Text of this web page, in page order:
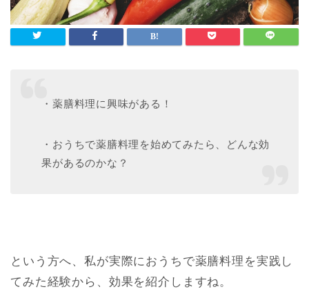
・薬膳料理に興味がある！
・おうちで薬膳料理を始めてみたら、どんな効
果があるのかな？
という方へ、私が実際におうちで薬膳料理を実践し
てみた経験から、効果を紹介しますね。